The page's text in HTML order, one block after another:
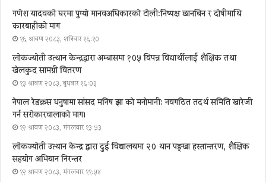
गणेश यादवको घरमा पुग्याे मानवअधिकारकाे टोली:निष्पक्ष छानबिन र दोषीमाथि
कारबाहीको माग
१६ श्रावण २०८३, शनिबार १६:१०
लोकज्योती उत्थान केन्द्रद्वारा अम्बासमा १०५ विपन्न विद्यार्थीलाई शैक्षिक तथा
खेलकुद सामग्री वितरण
१३ श्रावण २०८३, बुधबार १६:०३
नेपाल रेडक्रस धनुषामा सांसद मनिष झा को मनोमानी: नवगठित तदर्थ समिति खारेजी
गर्न सरोकारवालाको माग।
१२ श्रावण २०८३, मंगलवार १३:५३
लोकज्योती उत्थान केन्द्र द्वारा दुई विद्यालयमा २० थान पङ्खा हस्तान्तरण, शैक्षिक
सहयोग अभियान निरन्तर
१२ श्रावण २०८३, मंगलवार ११:५४